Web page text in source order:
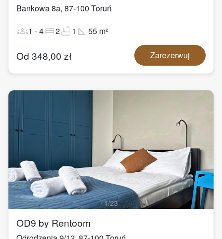
Bankowa 8a, 87-100 Toruń
groups1 -4bed2bathtub1 square_foot 55 m²
Od 348,00 zł Zarezerwuj
1/23
OD9 by Rentoom